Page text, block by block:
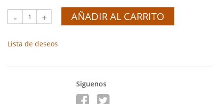
- + AÑADIR AL CARRITO
Lista de deseos
Siguenos